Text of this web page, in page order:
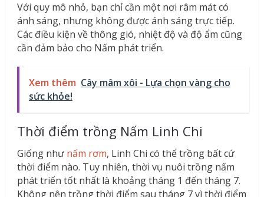
Với quy mô nhỏ, bạn chỉ cần một nơi râm mát có
ánh sáng, nhưng không được ánh sáng trực tiếp.
Các điều kiện về thông gió, nhiệt độ và độ ẩm cũng
cần đảm bảo cho Nấm phát triển.
Xem thêm Cây mâm xôi - Lựa chọn vàng cho
sức khỏe!
Thời điểm trồng Nấm Linh Chi
Giống như nấm rơm, Linh Chi có thể trồng bất cứ
thời điểm nào. Tuy nhiên, thời vụ nuôi trồng nấm
phát triển tốt nhất là khoảng tháng 1 đến tháng 7.
Không nên trồng thời điểm sau tháng 7 vì thời điểm